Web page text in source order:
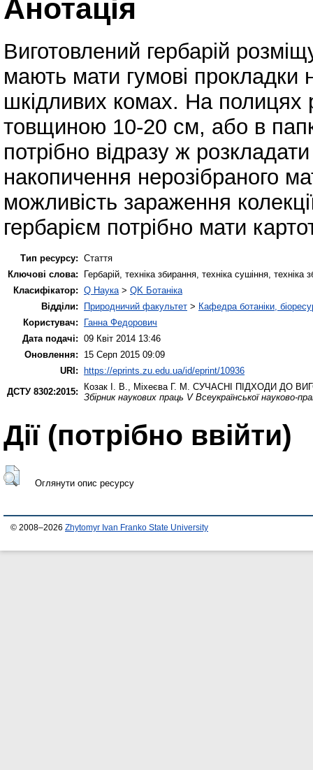
Анотація
Виготовлений гербарій
мають мати гумові прокладки
шкідливих комах. На полицях
товщиною 10-20 см, або в
потрібно відразу ж
накопичення нерозібраного
можливість зараження
гербарієм потрібно мати
Тип ресурсу: Стаття
Ключові слова:
Гербарій, техніка збирання, техніка сушіння,
Класифікатор: Q Наука > QK Ботаніка
Відділи:
Природничий факультет > Кафедра ботаніки,
Користувач:
Ганна Федорович
Дата подачі: 09 Квіт 2014 13:46
Оновлення:
15 Серп 2015 09:09
URI: https://eprints.zu.edu.ua/id/eprint/10936
ДСТУ 8302:2015:
Козак І. В. Міхеєва Г. М. СУЧАСНІ ПІДХОДИ ДО
Збірник наукових праць V Всеукраїнської науково-
Дії ​​(потрібно ввійти)
Оглянути опис ресурсу
© 2008–2026 Zhytomyr Ivan Franko State University